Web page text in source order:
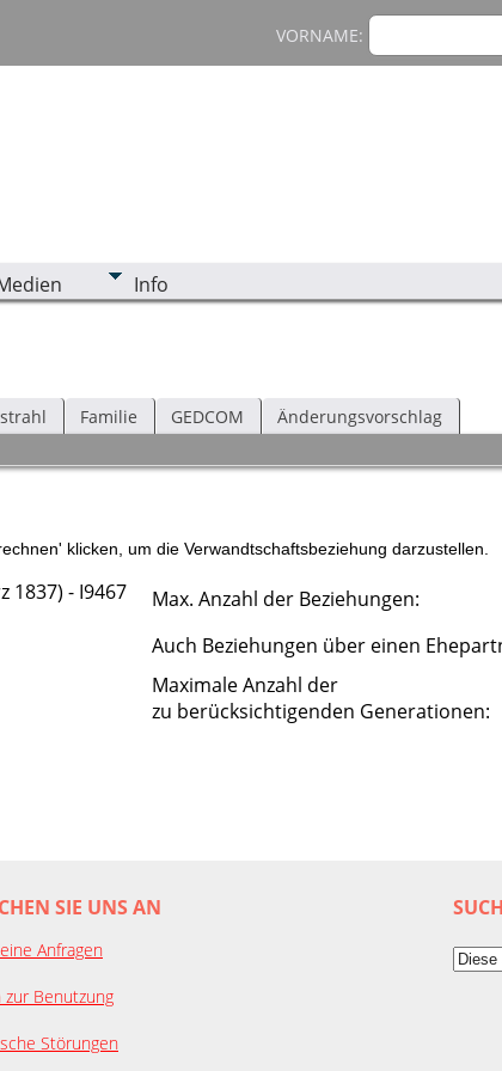
VORNAME:
Info
Familie GEDCOM Änderungsvorschlag
klicken, um die Verwandtschaftsbeziehung darzustellen.
1837) - I9467
Max. Anzahl der Beziehungen:
Auch Beziehungen über einen
Maximale Anzahl der
zu berücksichtigenden Generationen:
SIE UNS AN
Anfragen
zur Benutzung
Störungen